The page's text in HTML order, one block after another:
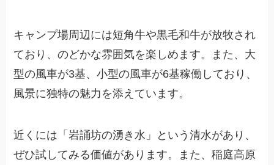
キャンプ場周辺には短角牛や黒毛和牛が放牧され
ており、のどかな雰囲気を楽しめます。また、大
型の風車が3基、小型の風車が6基稼働しており、
風景に独特の魅力を添えています。
近くには「岩誦坊の湧き水」という清水があり、
ぜひ試してみる価値があります。また、稲庭高原